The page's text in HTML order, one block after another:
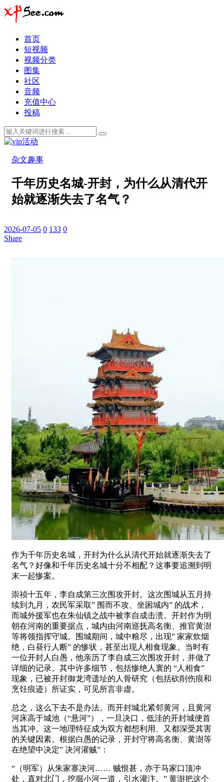
首页
短视频
视频分类
图集
社区
音频
充值中心
投稿
杂文趣事
千年历史名城-开封，为什么从清代开
始就逐渐失去了名气？
2026-07-05 0 133 0
Share
作为千年历史名城，开封为什么从清代开始就逐渐失去了
名气？好像和千年历史名城十分不相配？这事要追溯到明
末一起惨案。
崇祯十五年，李自成第三次围攻开封。这次围城从五月持
续到九月，农民军采取” 围而不攻、坐困城内” 的战术，
而城外援军也在朱仙镇之战中被李自成击溃。开封作为明
朝在河南的重要据点，城内由河南巡抚高名衡、推官黄澍
等将领指挥守城。围城期间，城中粮尽，出现” 家家炊烟
绝，白昼行人断” 的惨状，甚至出现人相食现象。当时有
一位开封人白愚，他亲历了李自成三次围攻开封，并做了
详细的记录。其中许多细节，包括惨绝人寰的 “人相食”
现象，已被开封御龙湾遗址的人骨研究（包括砍削伤痕和
烹饪痕迹）所证实，可见所言非虚。
总之，这么下去不是办法。而开封城北紧邻黄河，且黄河
河床高于城池（“悬河”），一旦决口，低洼的开封城便首
当其冲。这一地理特征成为双方都想利用、又都深受其害
的关键因素。根据白愚的记录，开封守将高名衡、黄澍等
在绝望中决定” 决河灌贼”：
“（明军）从朱家寨决河…… 贼恨甚，亦于马家口顶冲
处，直对北门，挖掘小河一道，引水灌汴。” 黄澍把这个